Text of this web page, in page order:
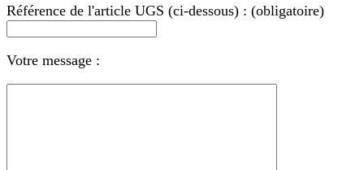
Référence de l'article UGS (ci-dessous) : (obligatoire)
Votre message :